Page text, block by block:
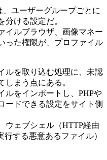
ユーザーグループごとに
分ける設定だ。
イルブラウザ、画像マネー
った権限が、プロファイル
ルを取り込む処理に、未認
まう点にある。
ルをインポートし、PHPや
ードできる設定をサイト側
ウェブシェル（HTTP経由
する悪意あるファイル）